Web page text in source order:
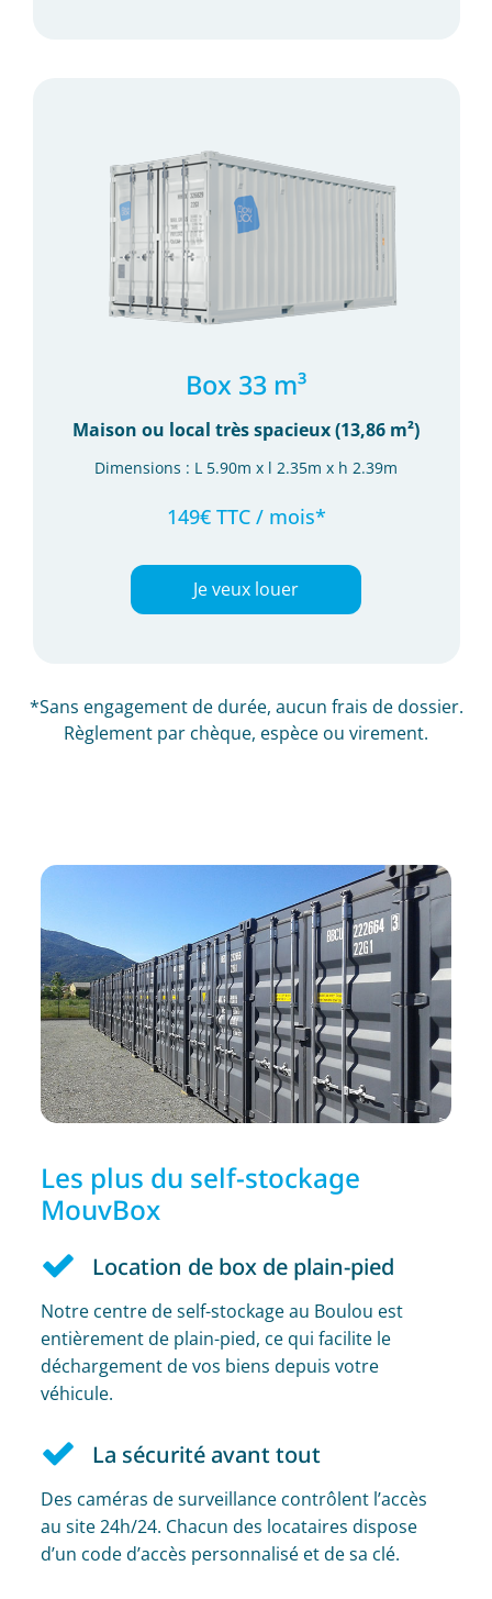
Box 33 m³
Maison ou local très spacieux (13,86 m²)
Dimensions : L 5.90m x l 2.35m x h 2.39m
149€ TTC / mois*
Je veux louer
*Sans engagement de durée, aucun frais de dossier.
Règlement par chèque, espèce ou virement.
Les plus du self-stockage
MouvBox
Location de box de plain-pied
Notre centre de self-stockage au Boulou est
entièrement de plain-pied, ce qui facilite le
déchargement de vos biens depuis votre
véhicule.
La sécurité avant tout
Des caméras de surveillance contrôlent l’accès
au site 24h/24. Chacun des locataires dispose
d’un code d’accès personnalisé et de sa clé.